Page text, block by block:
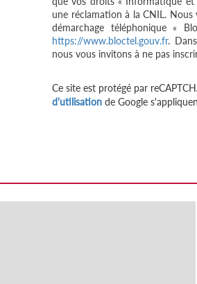
une réclamation à la CNIL.
démarchage téléphonique «
https://www.bloctel.gouv.fr.
nous vous invitons à ne pas
Ce site est protégé par
d'utilisation de Google